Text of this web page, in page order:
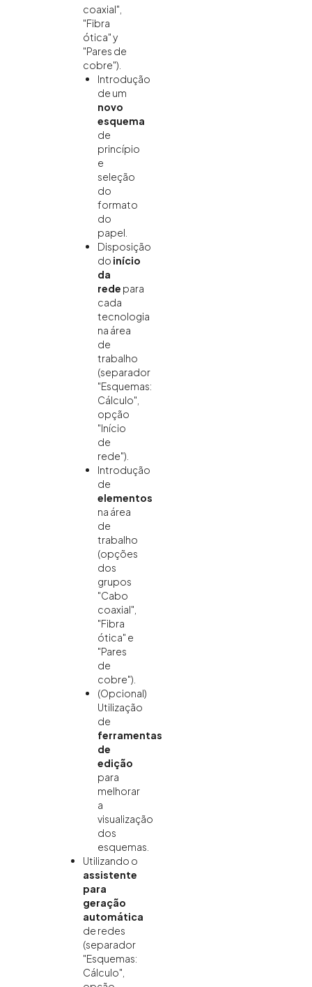
coaxial",
"Fibra
ótica" y
"Pares de
cobre").
Introdução
de um
novo
esquema
de
princípio
e
seleção
do
formato
do
papel.
Disposição
do início
da
rede para
cada
tecnologia
na área
de
trabalho
(separador
"Esquemas:
Cálculo",
opção
"Início
de
rede").
Introdução
de
elementos
na área
de
trabalho
(opções
dos
grupos
"Cabo
coaxial",
"Fibra
ótica" e
"Pares
de
cobre").
(Opcional)
Utilização
de
ferramentas
de
edição
para
melhorar
a
visualização
dos
esquemas.
Utilizando o
assistente
para
geração
automática
de redes
(separador
"Esquemas:
Cálculo",